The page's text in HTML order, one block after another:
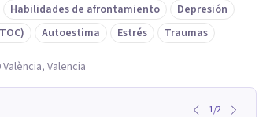
Habilidades de afrontamiento
Depresión
Autoestima Estrés Traumas
Valencia
1/2